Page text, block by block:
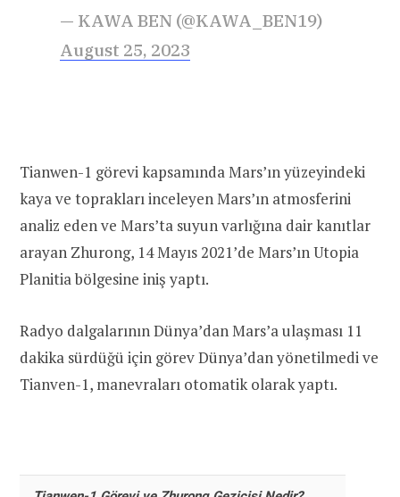
— KAWA BEN (@KAWA_BEN19)
August 25, 2023
Tianwen-1 görevi kapsamında Mars’ın yüzeyindeki
kaya ve toprakları inceleyen Mars’ın atmosferini
analiz eden ve Mars’ta suyun varlığına dair kanıtlar
arayan Zhurong, 14 Mayıs 2021’de Mars’ın Utopia
Planitia bölgesine iniş yaptı.
Radyo dalgalarının Dünya’dan Mars’a ulaşması 11
dakika sürdüğü için görev Dünya’dan yönetilmedi ve
Tianven-1, manevraları otomatik olarak yaptı.